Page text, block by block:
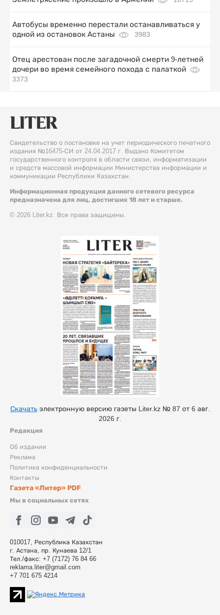
Автобусы временно перестали останавливаться у
одной из остановок Астаны
3983
Отец арестован после загадочной смерти 9-летней
дочери во время семейного похода с палаткой
3373
Свидетельство о постановке на учет периодического печатного
издания №16475-СИ от 24.04.2017 г. Выдано Комитетом
государственного контроля в области связи, информатизации
и средств массовой информации Министерства информации и
коммуникации Республики Казахстан.
Информационная продукция данного сетевого ресурса
предназначена для лиц, достигших 18 лет и старше.
© 2026 Liter.kz. Все права защищены.
Редакция
Об издании
Реклама
Политика конфиденциальности
Контакты
Газета «Литер» PDF
Мы в социальных сетях
010017, Республика Казахстан
г. Астана, пр. Кунаева 12/1
Тел./факс: +7 (7172) 76 84 66
reklama.liter@gmail.com
+7 701 675 4214
Скачатьэлектронную версию газеты Liter.kz № 87 от 6 авг.
2026 г.